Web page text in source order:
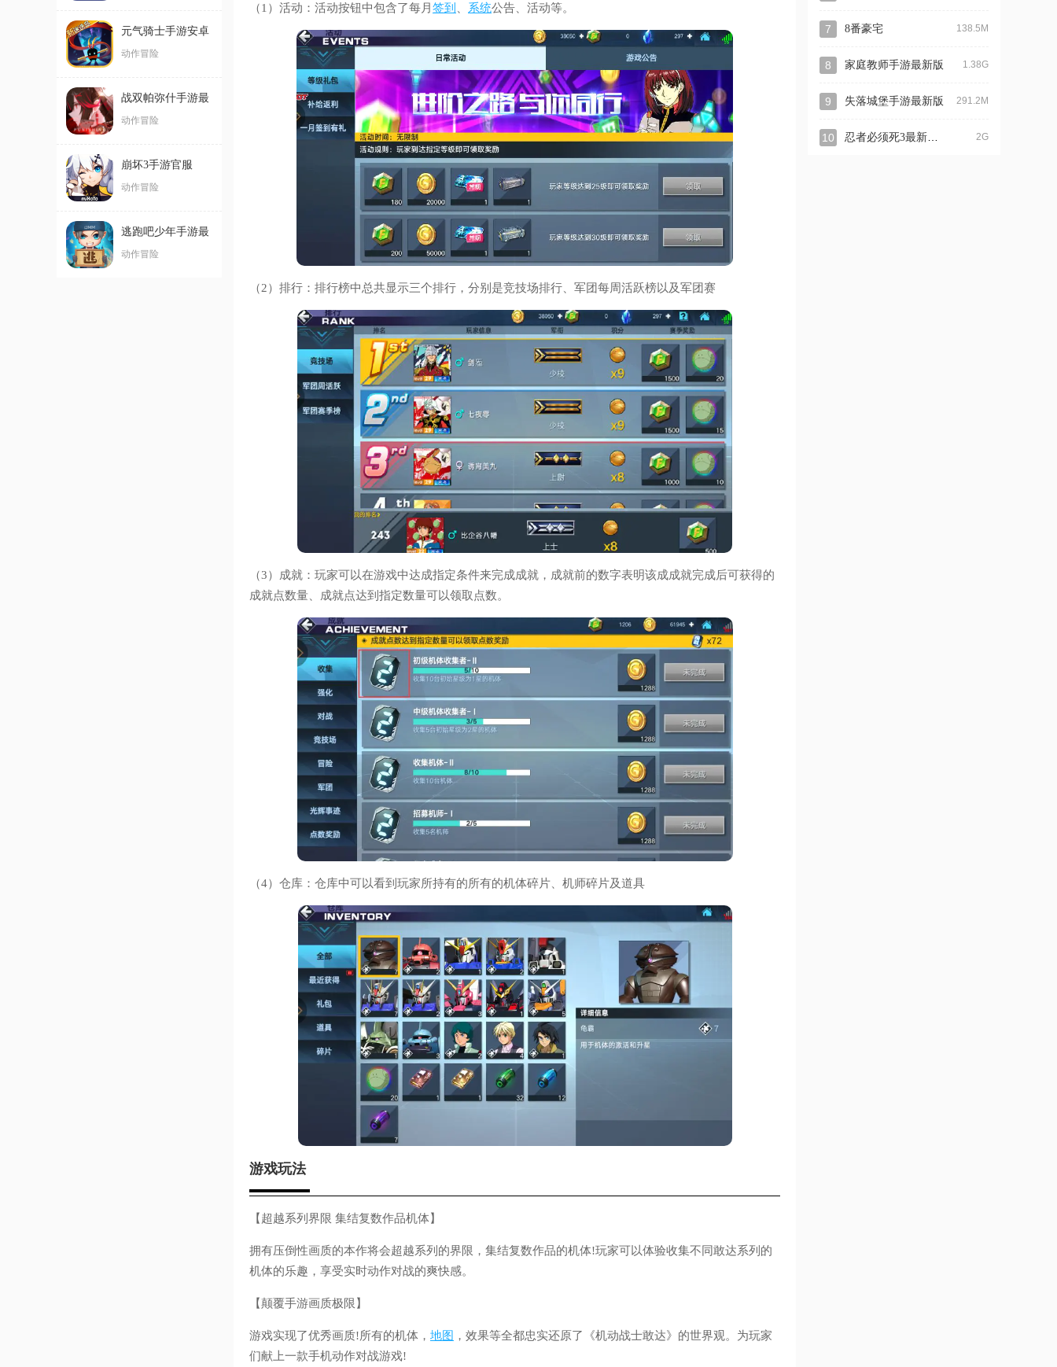
元气骑士手游安卓
版
动作冒险
战双帕弥什手游最
新版
动作冒险
崩坏3手游官服
动作冒险
逃跑吧少年手游最
新版
动作冒险
（1）活动：活动按钮中包含了每月 签到 系统公告、活动等。
（2）排行：排行榜中总共显示三个排行，分别是竞技场排行、军团每周活跃榜以及军团赛
（3）成就：玩家可以在游戏中达成指定条件来完成成就，成就前的数字表明该成成就完成后可获得的
成就点数量、成就点达到指定数量可以领取点数。
（4）仓库：仓库中可以看到玩家所持有的所有的机体碎片、机师碎片及道具
游戏玩法
【超越系列界限 集结复数作品机体】
拥有压倒性画质的本作将会超越系列的界限，集结复数作品的机体!玩家可以体验收集不同敢达系列的
机体的乐趣，享受实时动作对战的爽快感。
【颠覆手游画质极限】
游戏实现了优秀画质!所有的机体， 地图 ，效果等全都忠实还原了《机动战士敢达》的世界观。为玩家
们献上一款手机动作对战游戏!
7 8番豪宅 138.5M
8 家庭教师手游最新版 1.38G
9 失落城堡手游最新版 291.2M
10 2G